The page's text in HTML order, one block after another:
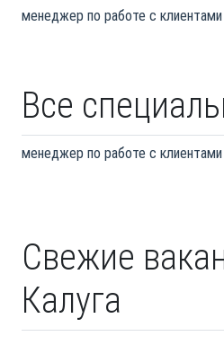
менеджер по работе с клиентами
Все
менеджер по работе с клиентами
Свежие
Калуга